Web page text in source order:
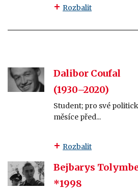
Rozbalit
Dalibor Coufal
(1930–2020)
Student; pro své
měsíce před...
Rozbalit
Bejbarys
*1998